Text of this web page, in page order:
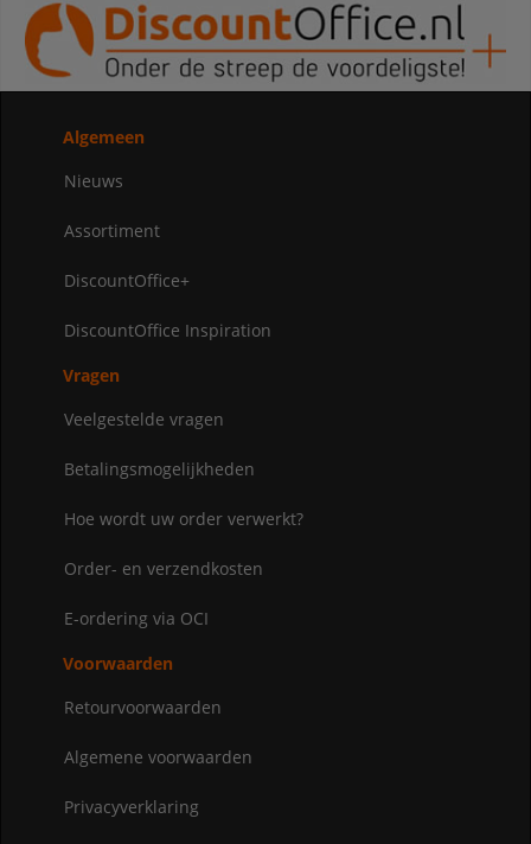
Algemeen
Nieuws
Assortiment
DiscountOffice+
DiscountOffice Inspiration
Vragen
Veelgestelde vragen
Betalingsmogelijkheden
Hoe wordt uw order verwerkt?
Order- en verzendkosten
E-ordering via OCI
Voorwaarden
Retourvoorwaarden
Algemene voorwaarden
Privacyverklaring